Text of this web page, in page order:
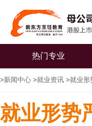
热门专业
>新闻中心 >就业资讯 >就业形
就业形势